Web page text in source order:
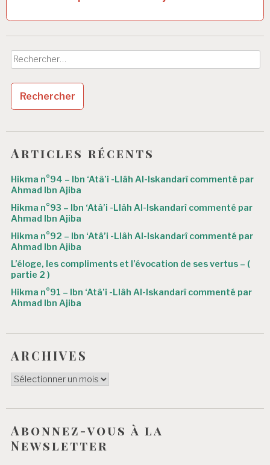
t
i
o
n
e
l
’
a
r
t
i
c
l
e
Rechercher :
Articles récents
Hikma n°94 – Ibn ‘Atâ’i -Llâh Al-Iskandarî commenté par
Ahmad Ibn Ajiba
Hikma n°93 – Ibn ‘Atâ’i -Llâh Al-Iskandarî commenté par
Ahmad Ibn Ajiba
Hikma n°92 – Ibn ‘Atâ’i -Llâh Al-Iskandarî commenté par
Ahmad Ibn Ajiba
L’éloge, les compliments et l’évocation de ses vertus – (
partie 2 )
Hikma n°91 – Ibn ‘Atâ’i -Llâh Al-Iskandarî commenté par
Ahmad Ibn Ajiba
ARCHIVES
ARCHIVES
Abonnez-vous à la
Newsletter